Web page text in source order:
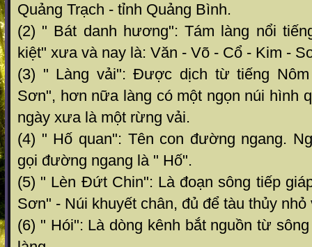
Quảng Trạch - tỉnh Quảng Bình.
(2) " Bát danh hương": Tám làng nổi
kiệt" xưa và nay là: Văn - Võ - Cổ - Kim -
(3) " Làng vải": Được dịch từ tiếng
Sơn", hơn nữa làng có một ngọn núi hình
ngày xưa là một rừng vải.
(4) " Hố quan": Tên con đường ngang.
gọi đường ngang là " Hố".
(5) " Lèn Đứt Chin": Là đoạn sông tiếp
Sơn" - Núi khuyết chân, đủ để tàu thủy nhỏ
(6) " Hói": Là dòng kênh bắt nguồn từ